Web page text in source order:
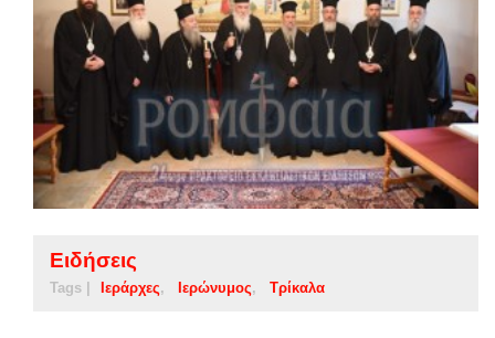
Ειδήσεις
Tags | Ιεράρχες Ιερώνυμος Τρίκαλα